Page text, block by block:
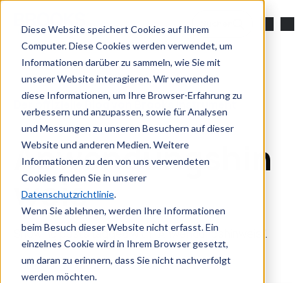
Diese Website speichert Cookies auf Ihrem
Computer. Diese Cookies werden verwendet, um
Informationen darüber zu sammeln, wie Sie mit
unserer Website interagieren. Wir verwenden
diese Informationen, um Ihre Browser-Erfahrung zu
verbessern und anzupassen, sowie für Analysen
und Messungen zu unseren Besuchern auf dieser
Website und anderen Medien. Weitere
Informationen zu den von uns verwendeten
Cookies finden Sie in unserer
Datenschutzrichtlinie.
Wenn Sie ablehnen, werden Ihre Informationen
beim Besuch dieser Website nicht erfasst. Ein
einzelnes Cookie wird in Ihrem Browser gesetzt,
um daran zu erinnern, dass Sie nicht nachverfolgt
werden möchten.
Zum Hauptinhalt springen
Der offizielle Blog von Brooks Instrument
Anwendungshin
weis
Showing posts tagged with "Anwendungshinweis".